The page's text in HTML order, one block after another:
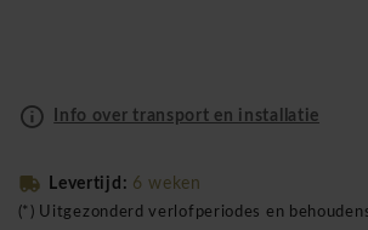
Info over transport en installatie
Levertijd: 6 weken
(*) Uitgezonderd verlofperiodes en